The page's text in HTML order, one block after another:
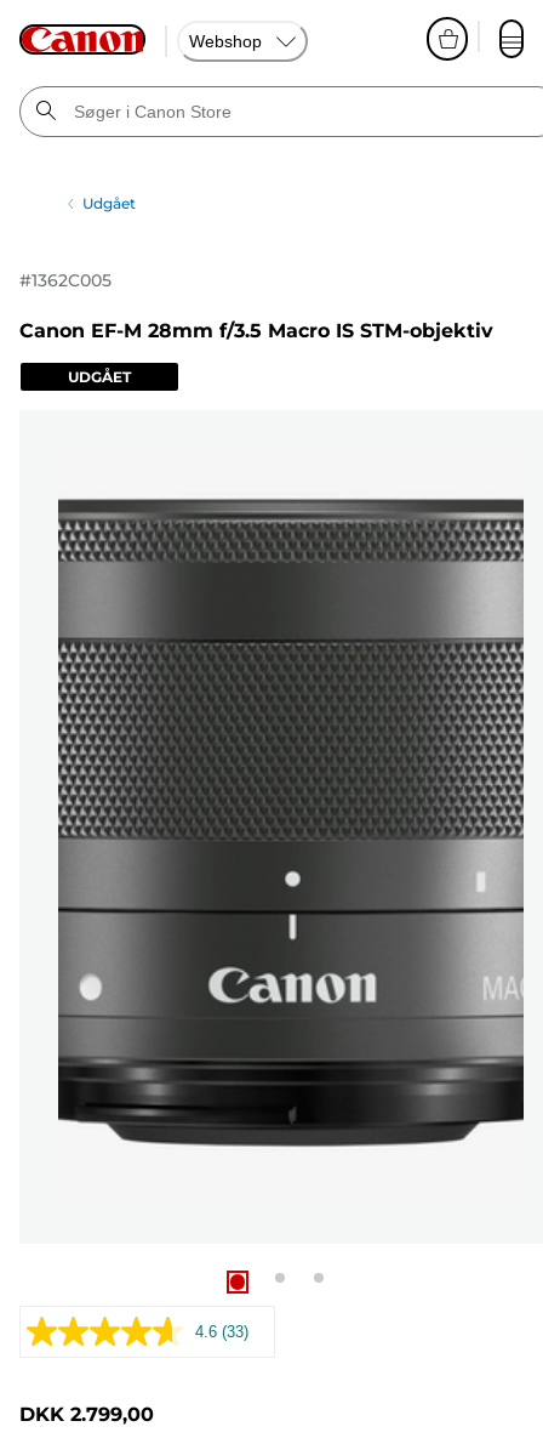
Webshop
Udgået
#1362C005
Canon EF-M 28mm f/3.5 Macro IS STM-objektiv
UDGÅET
4.6 Læs
(33)
DKK 2.799,00